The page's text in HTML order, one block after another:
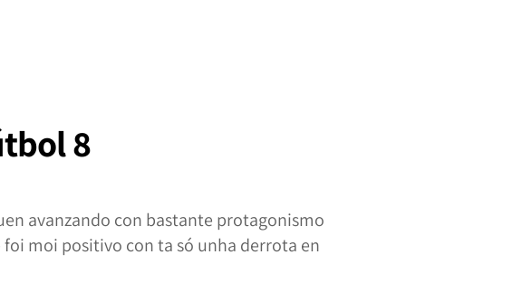
8
avanzando con bastante protagonismo
moi positivo con ta só unha derrota en